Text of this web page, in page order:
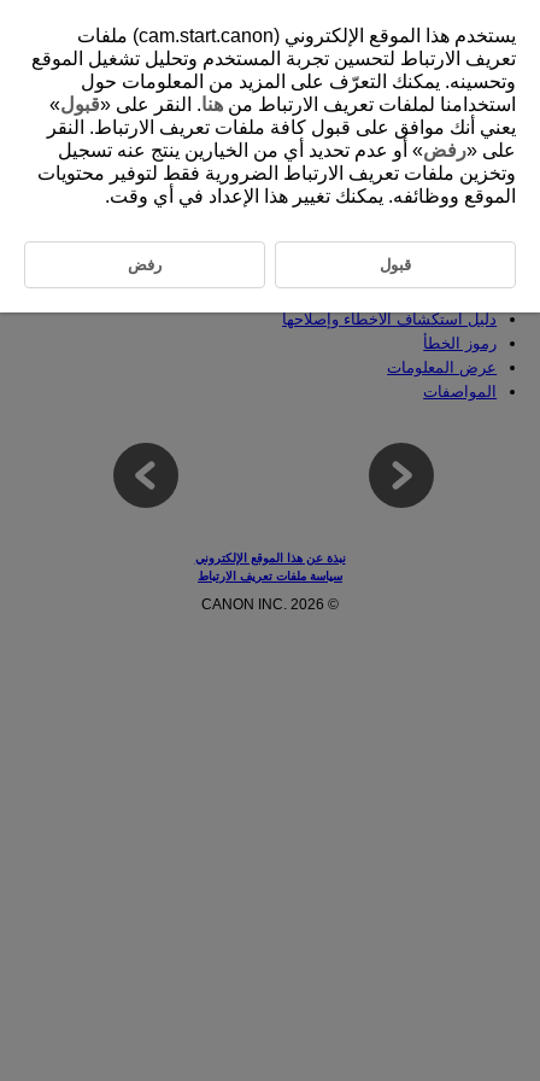
D388-239
المرجع
يوضح هذا الفصل معلومات مرجعية عن خصائص الكاميرا.
نقل الصور إلى كمبيوتر
نقل الصور إلى هاتف ذكي
دليل استكشاف الأخطاء وإصلاحها
رموز الخطأ
عرض المعلومات
المواصفات
نبذة عن هذا الموقع الإلكتروني
سياسة ملفات تعريف الارتباط
© CANON INC. 2026
يستخدم هذا الموقع الإلكتروني (cam.start.canon) ملفات
تعريف الارتباط لتحسين تجربة المستخدم وتحليل تشغيل الموقع
وتحسينه. يمكنك التعرّف على المزيد من المعلومات حول
استخدامنا لملفات تعريف الارتباط من هنا. النقر على «قبول»
يعني أنك موافق على قبول كافة ملفات تعريف الارتباط. النقر
على «رفض» أو عدم تحديد أي من الخيارين ينتج عنه تسجيل
وتخزين ملفات تعريف الارتباط الضرورية فقط لتوفير محتويات
الموقع ووظائفه. يمكنك تغيير هذا الإعداد في أي وقت.
قبول رفض